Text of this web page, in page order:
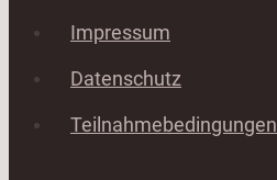
Impressum
Datenschutz
Teilnahmebedingungen